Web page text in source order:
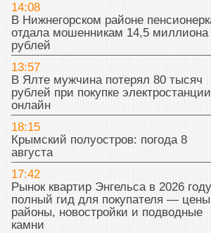
14:08
В Нижнегорском районе
отдала мошенникам 14,5 миллиона
рублей
13:57
В Ялте мужчина потерял 80 тысяч
рублей при покупке электростанции
онлайн
18:15
Крымский полуостров: погода 8
августа
17:42
Рынок квартир Энгельса в 2026
полный гид для покупателя —
районы, новостройки и подводные
камни